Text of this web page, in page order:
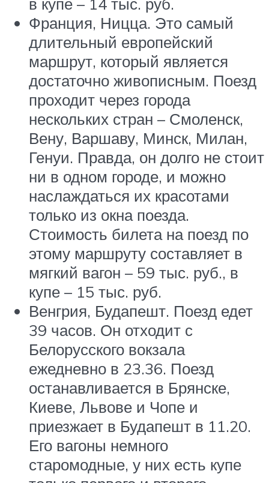
Франция, Ницца. Это самый
длительный европейский
маршрут, который является
достаточно живописным. Поезд
проходит через города
нескольких стран – Смоленск,
Вену, Варшаву, Минск, Милан,
Генуи. Правда, он долго не стоит
ни в одном городе, и можно
наслаждаться их красотами
только из окна поезда.
Стоимость билета на поезд по
этому маршруту составляет в
мягкий вагон – 59 тыс. руб., в
купе – 15 тыс. руб.
Венгрия, Будапешт. Поезд едет
39 часов. Он отходит с
Белорусского вокзала
ежедневно в 23.36. Поезд
останавливается в Брянске,
Киеве, Львове и Чопе и
приезжает в Будапешт в 11.20.
Его вагоны немного
старомодные, у них есть купе